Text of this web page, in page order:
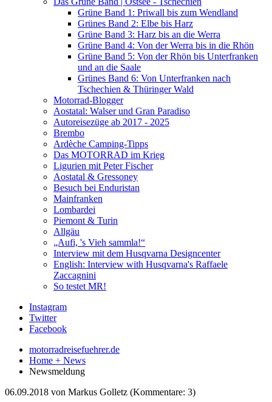
Grüne Band 1: Priwall bis zum Wendland
Grünes Band 2: Elbe bis Harz
Grüne Band 3: Harz bis an die Werra
Grüne Band 4: Von der Werra bis in die Rhön
Grüne Band 5: Von der Rhön bis Unterfranken
und an die Saale
Grünes Band 6: Von Unterfranken nach
Tschechien & Thüringer Wald
Motorrad-Blogger
Aostatal: Walser und Gran Paradiso
Autoreisezüge ab 2017 - 2025
Brembo
Ardèche Camping-Tipps
Das MOTORRAD im Krieg
Ligurien mit Peter Fischer
Aostatal & Gressoney
Besuch bei Enduristan
Mainfranken
Lombardei
Piemont & Turin
Allgäu
„Aufi, 's Vieh sammla!“
Interview mit dem Husqvarna Designcenter
English: Interview with Husqvarna's Raffaele
Zaccagnini
So testet MR!
Instagram
Twitter
Facebook
motorradreisefuehrer.de
Home + News
Newsmeldung
06.09.2018 von Markus Golletz (Kommentare: 3)